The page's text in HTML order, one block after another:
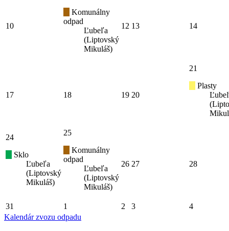
10
Komunálny
odpad
Ľubeľa
(Liptovský
Mikuláš)
12 13 14
17 18 19 20
21
Plasty
24
Sklo
Ľubeľa
(Liptovský
Mikuláš)
25
Komunálny
odpad
Ľubeľa
(Liptovský
Mikuláš)
26 27 28
31 1 2 3
4
Kalendár zvozu odpadu